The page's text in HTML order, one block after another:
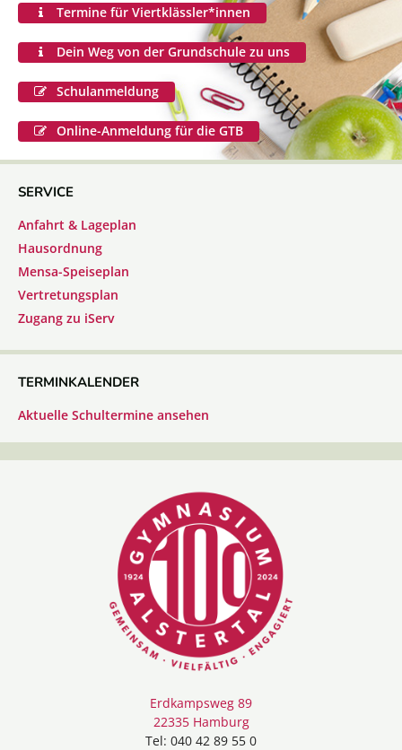
Termine für Viertklässler*innen
Dein Weg von der Grundschule zu uns
Schulanmeldung
Online-Anmeldung für die GTB
SERVICE
Anfahrt & Lageplan
Hausordnung
Mensa-Speiseplan
Vertretungsplan
Zugang zu iServ
TERMINKALENDER
Aktuelle Schultermine ansehen
Erdkampsweg 89
22335 Hamburg
Tel: 040 42 89 55 0